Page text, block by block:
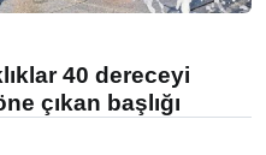
40 dereceyi
çıkan başlığı